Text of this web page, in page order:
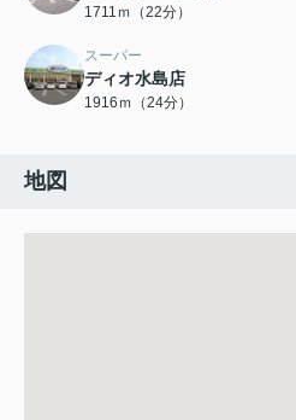
1711ｍ（22分）
スーパー
ディオ水島店
1916ｍ（24分）
地図